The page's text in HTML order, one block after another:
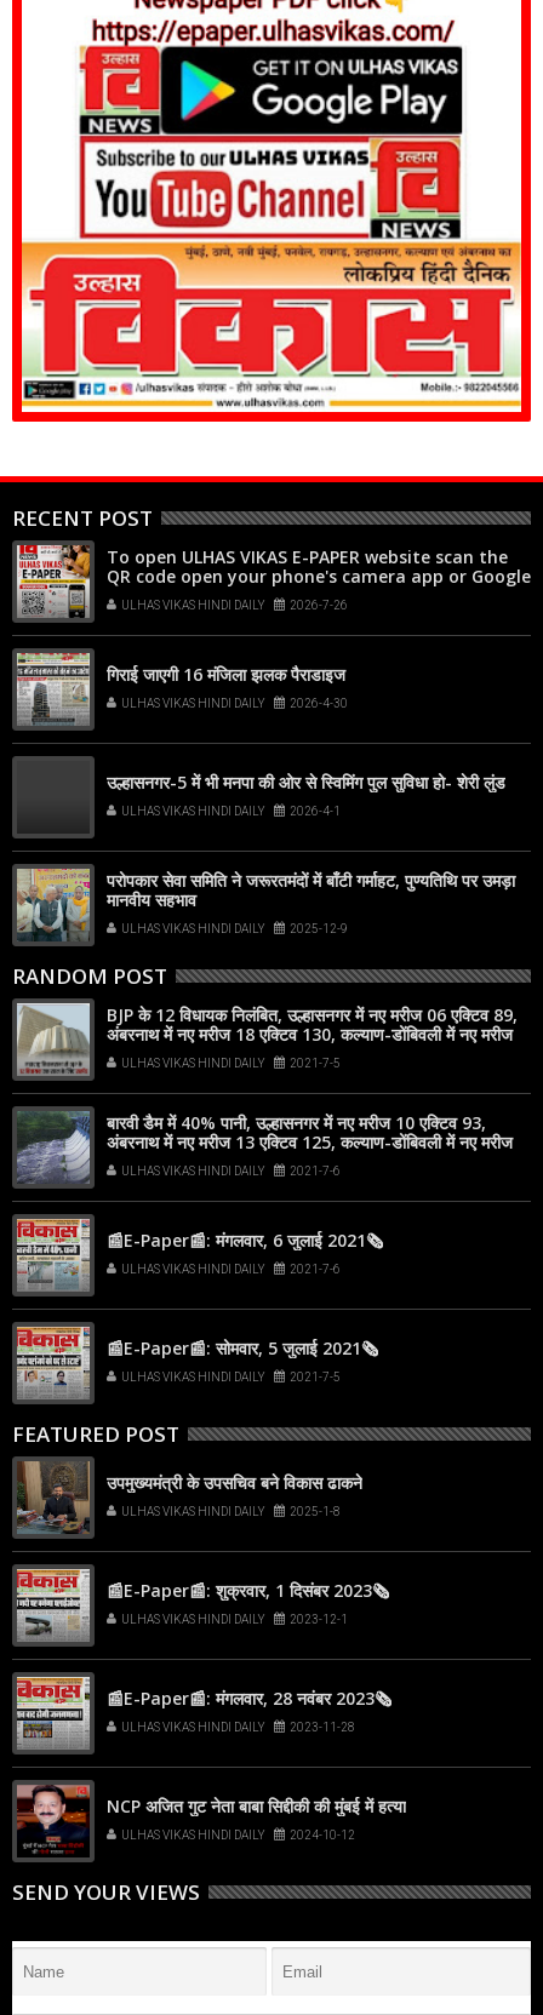
RECENT POST
To open ULHAS VIKAS E-PAPER website scan the
QR code open your phone's camera app or Google
Lens, point it at the code, and tap the web link
popup that appears on your screen
ULHAS VIKAS HINDI DAILY 2026-7-26
गिराई जाएगी 16 मंजिला झलक पैराडाइज
ULHAS VIKAS HINDI DAILY 2026-4-30
उल्हासनगर-5 में भी मनपा की ओर से स्विमिंग पुल सुविधा हो- शेरी लुंड
ULHAS VIKAS HINDI DAILY 2026-4-1
परोपकार सेवा समिति ने जरूरतमंदों में बाँटी गर्माहट, पुण्यतिथि पर उमड़ा
मानवीय सहभाव
ULHAS VIKAS HINDI DAILY 2025-12-9
RANDOM POST
BJP के 12 विधायक निलंबित, उल्हासनगर में नए मरीज 06 एक्टिव 89,
अंबरनाथ में नए मरीज 18 एक्टिव 130, कल्याण-डोंबिवली में नए मरीज
116ULHAS VIKAS HINDI DAILY 2021-7-5
बारवी डैम में 40% पानी, उल्हासनगर में नए मरीज 10 एक्टिव 93,
अंबरनाथ में नए मरीज 13 एक्टिव 125, कल्याण-डोंबिवली में नए मरीज
88 ULHAS VIKAS HINDI DAILY 2021-7-6
📰E-Paper📰: मंगलवार, 6 जुलाई 2021🗞
ULHAS VIKAS HINDI DAILY 2021-7-6
📰E-Paper📰: सोमवार, 5 जुलाई 2021🗞
ULHAS VIKAS HINDI DAILY 2021-7-5
FEATURED POST
उपमुख्यमंत्री के उपसचिव बने विकास ढाकने
ULHAS VIKAS HINDI DAILY 2025-1-8
📰E-Paper📰: शुक्रवार, 1 दिसंबर 2023🗞
ULHAS VIKAS HINDI DAILY 2023-12-1
📰E-Paper📰: मंगलवार, 28 नवंबर 2023🗞
ULHAS VIKAS HINDI DAILY 2023-11-28
NCP अजित गुट नेता बाबा सिद्दीकी की मुंबई में हत्या
ULHAS VIKAS HINDI DAILY 2024-10-12
SEND YOUR VIEWS